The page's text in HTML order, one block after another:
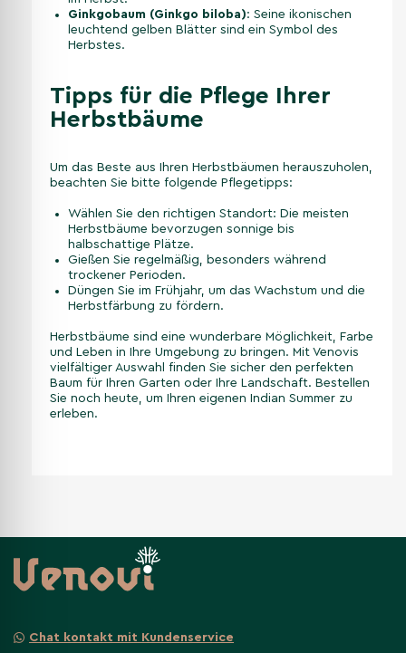
Ginkgobaum (Ginkgo biloba): Seine ikonischen
leuchtend gelben Blätter sind ein Symbol des
Herbstes.
Tipps für die Pflege Ihrer
Herbstbäume
Um das Beste aus Ihren Herbstbäumen herauszuholen,
beachten Sie bitte folgende Pflegetipps:
Wählen Sie den richtigen Standort: Die meisten
Herbstbäume bevorzugen sonnige bis
halbschattige Plätze.
Gießen Sie regelmäßig, besonders während
trockener Perioden.
Düngen Sie im Frühjahr, um das Wachstum und die
Herbstfärbung zu fördern.
Herbstbäume sind eine wunderbare Möglichkeit, Farbe
und Leben in Ihre Umgebung zu bringen. Mit Venovis
vielfältiger Auswahl finden Sie sicher den perfekten
Baum für Ihren Garten oder Ihre Landschaft. Bestellen
Sie noch heute, um Ihren eigenen Indian Summer zu
erleben.
Chat kontakt mit Kundenservice